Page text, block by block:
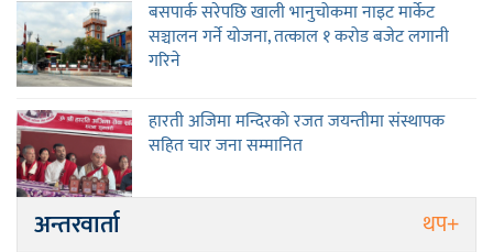
बसपार्क सरेपछि खाली भानुचोकमा नाइट मार्केट
सञ्चालन गर्ने योजना, तत्काल १ करोड बजेट लगानी
गरिने
हारती अजिमा मन्दिरको रजत जयन्तीमा संस्थापक
सहित चार जना सम्मानित
अन्तरवार्ता थप+